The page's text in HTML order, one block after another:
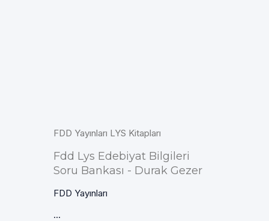
FDD Yayınları LYS Kitapları
Fdd Lys Edebiyat Bilgileri
Soru Bankası - Durak Gezer
FDD Yayınları
...